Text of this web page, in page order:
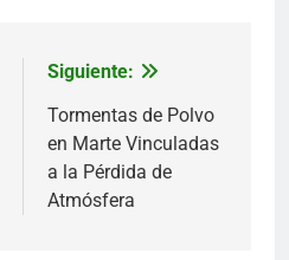
Siguiente:
Tormentas de Polvo
en Marte Vinculadas
a la Pérdida de
Atmósfera